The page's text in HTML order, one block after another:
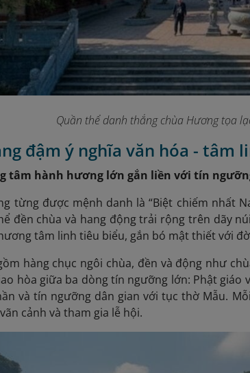
Quần thể danh thắng chùa Hương tọa
đậm ý nghĩa văn hóa - tâm
tâm hành hương lớn gắn liền với tín
từng được mệnh danh là “Biệt chiếm nhất
đền chùa và hang động trải rộng trên dãy
tâm linh tiêu biểu, gắn bó mật thiết với
hàng chục ngôi chùa, đền và động như
hòa giữa ba dòng tín ngưỡng lớn: Phật
và tín ngưỡng dân gian với tục thờ Mẫu.
cảnh và tham gia lễ hội.